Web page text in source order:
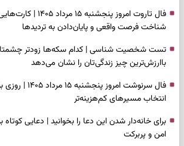
فال تاروت امروز
شناخت فرصت واقعی و پایان‌دادن به تردیدها
تست شخصیت شناسی | کدام سکه‌ها زودتر چشمتان
باارزش‌ترین چیز زندگی‌تان را نشان می‌دهد
فال سرنوشت
انتخاب مسیرهای کم‌هزینه‌تر
برای خانه‌دار شدن این دعا را بخوانید | دعایی
امن و پربرکت